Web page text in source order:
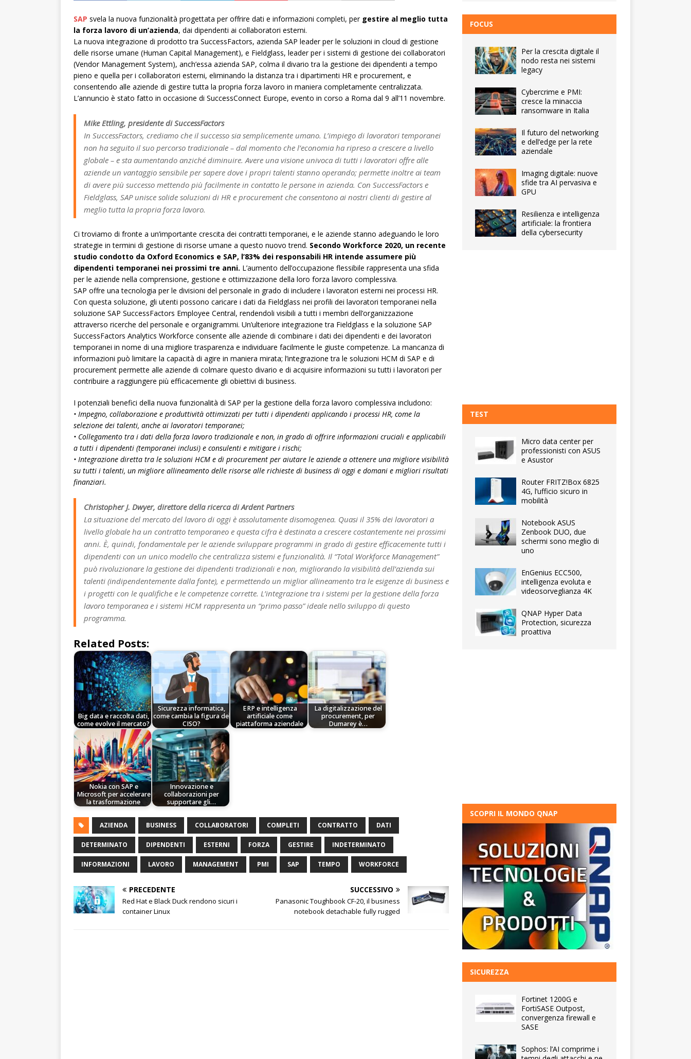
SAP svela la nuova funzionalità progettata per offrire dati e informazioni completi, pergestire al meglio tutta
la forza lavoro di un’azienda, dai dipendenti ai collaboratori esterni.
La nuova integrazione di prodotto tra SuccessFactors, azienda SAP leader per le soluzioni in cloud di gestione
delle risorse umane (Human Capital Management), e Fieldglass, leader per i sistemi di gestione dei collaboratori
(Vendor Management System), anch’essa azienda SAP, colma il divario tra la gestione dei dipendenti a tempo
pieno e quella per i collaboratori esterni, eliminando la distanza tra i dipartimenti HR e procurement, e
consentendo alle aziende di gestire tutta la propria forza lavoro in maniera completamente centralizzata.
L’annuncio è stato fatto in occasione di SuccessConnect Europe, evento in corso a Roma dal 9 all’11 novembre.
Mike Ettling, presidente di SuccessFactors
In SuccessFactors, crediamo che il successo sia semplicemente umano. L’impiego di lavoratori temporanei
non ha seguito il suo percorso tradizionale – dal momento che l’economia ha ripreso a crescere a livello
globale – e sta aumentando anziché diminuire. Avere una visione univoca di tutti i lavoratori offre alle
aziende un vantaggio sensibile per sapere dove i propri talenti stanno operando; permette inoltre ai team
di avere più successo mettendo più facilmente in contatto le persone in azienda. Con SuccessFactors e
Fieldglass, SAP unisce solide soluzioni di HR e procurement che consentono ai nostri clienti di gestire al
meglio tutta la propria forza lavoro.
Ci troviamo di fronte a un’importante crescita dei contratti temporanei, e le aziende stanno adeguando le loro
strategie in termini di gestione di risorse umane a questo nuovo trend. Secondo Workforce 2020, un recente
studio condotto da Oxford Economics e SAP, l’83% dei responsabili HR intende assumere più
dipendenti temporanei nei prossimi tre anni. L’aumento dell’occupazione flessibile rappresenta una sfida
per le aziende nella comprensione, gestione e ottimizzazione della loro forza lavoro complessiva.
SAP offre una tecnologia per le divisioni del personale in grado di includere i lavoratori esterni nei processi HR.
Con questa soluzione, gli utenti possono caricare i dati da Fieldglass nei profili dei lavoratori temporanei nella
soluzione SAP SuccessFactors Employee Central, rendendoli visibili a tutti i membri dell’organizzazione
attraverso ricerche del personale e organigrammi. Un’ulteriore integrazione tra Fieldglass e la soluzione SAP
SuccessFactors Analytics Workforce consente alle aziende di combinare i dati dei dipendenti e dei lavoratori
temporanei in nome di una migliore trasparenza e individuare facilmente le giuste competenze. La mancanza di
informazioni può limitare la capacità di agire in maniera mirata; l’integrazione tra le soluzioni HCM di SAP e di
procurement permette alle aziende di colmare questo divario e di acquisire informazioni su tutti i lavoratori per
contribuire a raggiungere più efficacemente gli obiettivi di business.
I potenziali benefici della nuova funzionalità di SAP per la gestione della forza lavoro complessiva includono:
• Impegno, collaborazione e produttività ottimizzati per tutti i dipendenti applicando i processi HR, come la
selezione dei talenti, anche ai lavoratori temporanei;
• Collegamento tra i dati della forza lavoro tradizionale e non, in grado di offrire informazioni cruciali e applicabili
a tutti i dipendenti (temporanei inclusi) e consulenti e mitigare i rischi;
• Integrazione diretta tra le soluzioni HCM e di procurement per aiutare le aziende a ottenere una migliore visibilità
su tutti i talenti, un migliore allineamento delle risorse alle richieste di business di oggi e domani e migliori risultati
finanziari.
Christopher J. Dwyer, direttore della ricerca di Ardent Partners
La situazione del mercato del lavoro di oggi è assolutamente disomogenea. Quasi il 35% dei lavoratori a
livello globale ha un contratto temporaneo e questa cifra è destinata a crescere costantemente nei prossimi
anni. È, quindi, fondamentale per le aziende sviluppare programmi in grado di gestire efficacemente tutti i
dipendenti con un unico modello che centralizza sistemi e funzionalità. Il “Total Workforce Management”
può rivoluzionare la gestione dei dipendenti tradizionali e non, migliorando la visibilità dell’azienda sui
talenti (indipendentemente dalla fonte), e permettendo un miglior allineamento tra le esigenze di business e
i progetti con le qualifiche e le competenze corrette. L’integrazione tra i sistemi per la gestione della forza
lavoro temporanea e i sistemi HCM rappresenta un “primo passo” ideale nello sviluppo di questo
programma.
Related Posts:
Big data e raccolta dati,
come evolve il mercato?
Sicurezza informatica,
come cambia la figura del
CISO?
ERP e intelligenza
artificiale come
piattaforma aziendale
La digitalizzazione del
procurement, per
Dumarey è…
Nokia con SAP e
Microsoft per accelerare
la trasformazione
Innovazione e
collaborazioni per
supportare gli…
AZIENDA BUSINESS COLLABORATORI COMPLETI CONTRATTO DATI
DETERMINATO DIPENDENTI ESTERNI FORZA GESTIRE INDETERMINATO
INFORMAZIONI LAVORO MANAGEMENT PMI SAP TEMPO WORKFORCE
PRECEDENTE
Red Hat e Black Duck rendono sicuri i
container Linux
SUCCESSIVO
Panasonic Toughbook CF-20, il business
notebook detachable fully rugged
FOCUS
Per la crescita digitale il
nodo resta nei sistemi
legacy
Cybercrime e PMI:
cresce la minaccia
ransomware in Italia
Il futuro del networking
e dell’edge per la rete
aziendale
Imaging digitale: nuove
sfide tra AI pervasiva e
GPU
Resilienza e intelligenza
artificiale: la frontiera
della cybersecurity
TEST
Micro data center per
professionisti con ASUS
e Asustor
Router FRITZ!Box 6825
4G, l’ufficio sicuro in
mobilità
Notebook ASUS
Zenbook DUO, due
schermi sono meglio di
uno
EnGenius ECC500,
intelligenza evoluta e
videosorveglianza 4K
QNAP Hyper Data
Protection, sicurezza
proattiva
SCOPRI IL MONDO QNAP
SICUREZZA
Fortinet 1200G e
FortiSASE Outpost,
convergenza firewall e
SASE
Sophos: l’AI comprime i